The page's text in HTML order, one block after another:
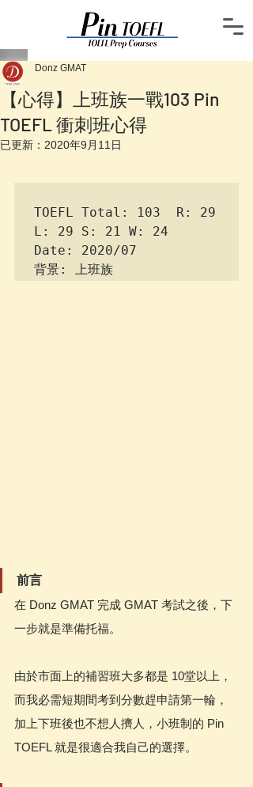
【心得】上班族一戰103 Pin
TOEFL 衝刺班心得
Donz GMAT
已更新： 2020年9月11日
TOEFL Total: 103  R: 29
L: 29 S: 21 W: 24
Date: 2020/07
背景: 上班族
前言
在 Donz GMAT 完成 GMAT 考試之後，下
一步就是準備托福。
由於市面上的補習班大多都是 10堂以上，
而我必需短期間考到分數趕申請第一輪，
加上下班後也不想人擠人，小班制的 Pin
TOEFL 就是很適合我自己的選擇。